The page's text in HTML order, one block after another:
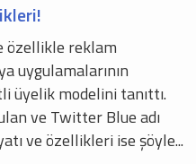
özellikle reklam
uygulamalarının
üyelik modelini tanıttı.
ve Twitter Blue adı
ve özellikleri ise şöyle...